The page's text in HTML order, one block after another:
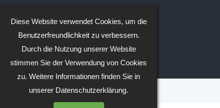
Diese Website verwendet Cookies, um die
Benutzerfreundlichkeit zu verbessern.
Durch die Nutzung unserer Website
stimmen Sie der Verwendung von Cookies
zu. Weitere Informationen finden Sie in
unserer Datenschutzerklärung.
Menü überspringen